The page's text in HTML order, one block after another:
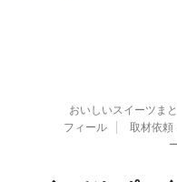
おいしいスイーツま
フィール
取材依頼